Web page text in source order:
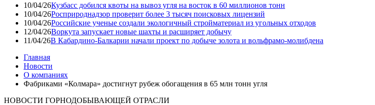
10/04/26Кузбасс добился квоты на вывоз угля на восток в 60 миллионов тонн
10/04/26Росприроднадзор проверит более 3 тысяч поисковых лицензий
10/04/26Российские ученые создали экологичный стройматериал из угольных отходов
12/04/26Воркута запускает новые шахты и расширяет добычу
11/04/26В Кабардино-Балкарии начали проект по добыче золота и вольфрамо-молибдена
Главная
Новости
О компаниях
Фабриками «Колмара» достигнут рубеж обогащения в 65 млн тонн угля
НОВОСТИ ГОРНОДОБЫВАЮЩЕЙ ОТРАСЛИ